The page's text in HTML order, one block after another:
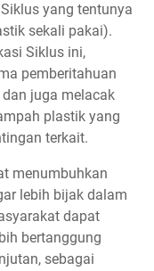
yang tentunya
sekali pakai).
Siklus ini,
pemberitahuan
juga melacak
plastik yang
terkait.
menumbuhkan
lebih bijak dalam
dapat
bertanggung
sebagai